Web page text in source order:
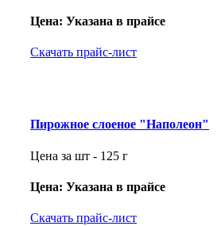
Цена: Указана в прайсе
Скачать прайс-лист
Пирожное слоеное "Наполеон"
Цена за шт - 125 г
Цена: Указана в прайсе
Скачать прайс-лист